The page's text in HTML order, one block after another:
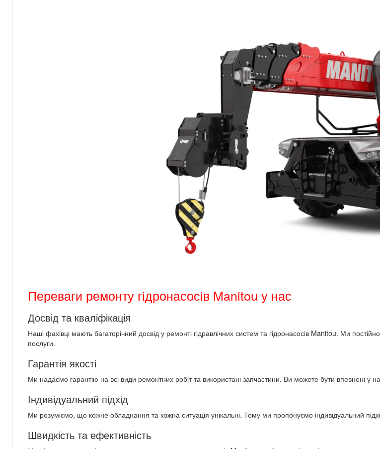
Переваги ремонту гідронасосів Manitou у нас
Досвід та кваліфікація
Наші фахівці мають багаторічний досвід у ремонті гідравлічних систем та гідронасосів Manitou. Ми
послуги.
Гарантія якості
Ми надаємо гарантію на всі види ремонтних робіт та використані запчастини. Ви можете бути впевнені у
Індивідуальний підхід
Ми розуміємо, що кожне обладнання та кожна ситуація унікальні. Тому ми пропонуємо індивідуальний
Швидкість та ефективність